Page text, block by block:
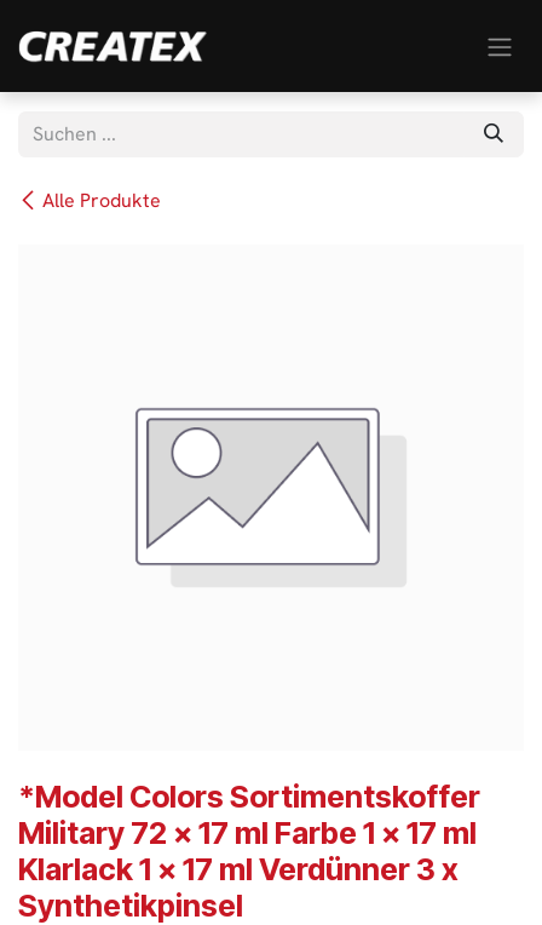
Alle Produkte
*Model Colors Sortimentskoffer
Military 72 x 17 ml Farbe 1 x 17 ml
Klarlack 1 x 17 ml Verdünner 3 x
Synthetikpinsel